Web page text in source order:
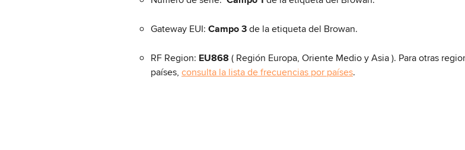
Gateway EUI: Campo 3 de la etiqueta del Browan.
RF Region: EU868 ( Región Europa, Oriente Medio y Asia ). Para otras
países, consulta la lista de frecuencias por países.